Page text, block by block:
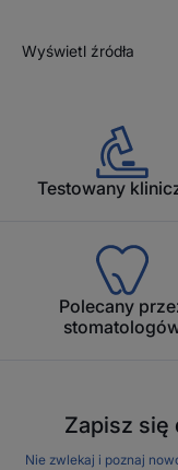
Wyświetl źródła
Testowany
Polecany
Zapisz się
Nie zwlekaj i poznaj